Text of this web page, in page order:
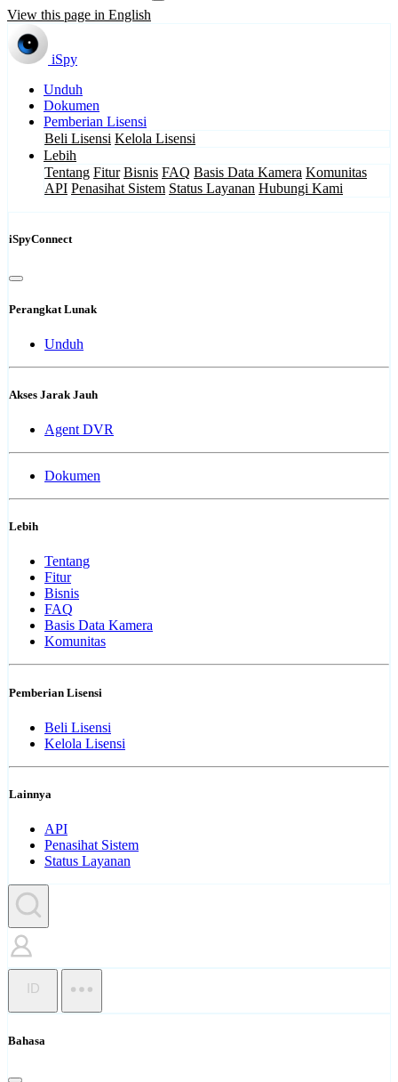
View this page in English
iSpy
Unduh
Dokumen
Pemberian Lisensi
Beli Lisensi Kelola Lisensi
Lebih
Tentang Fitur Bisnis FAQ Basis Data Kamera Komunitas
API Penasihat Sistem Status Layanan Hubungi Kami
iSpyConnect
Perangkat Lunak
Unduh
Akses Jarak Jauh
Agent DVR
Dokumen
Lebih
Tentang
Fitur
Bisnis
FAQ
Basis Data Kamera
Komunitas
Pemberian Lisensi
Beli Lisensi
Kelola Lisensi
Lainnya
API
Penasihat Sistem
Status Layanan
ID
Bahasa